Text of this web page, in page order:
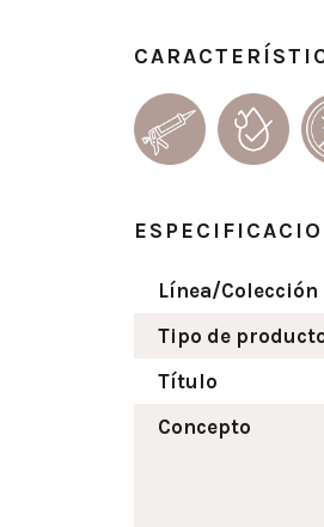
Línea/Colección
Tipo de
Título
Concepto